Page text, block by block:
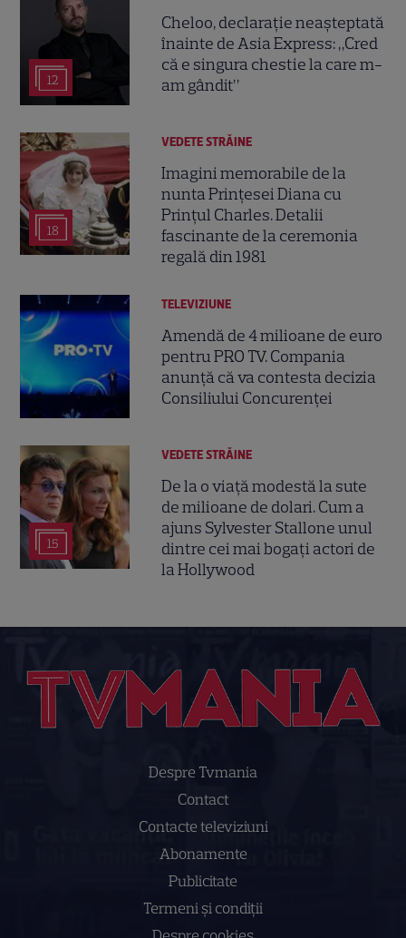
12
Cheloo, declarație neașteptată
înainte de Asia Express: „Cred
că e singura chestie la care m-
am gândit”
18
VEDETE STRĂINE
Imagini memorabile de la
nunta Prințesei Diana cu
Prințul Charles. Detalii
fascinante de la ceremonia
regală din 1981
TELEVIZIUNE
Amendă de 4 milioane de euro
pentru PRO TV. Compania
anunță că va contesta decizia
Consiliului Concurenței
15
VEDETE STRĂINE
De la o viață modestă la sute
de milioane de dolari. Cum a
ajuns Sylvester Stallone unul
dintre cei mai bogați actori de
la Hollywood
Despre Tvmania
Contact
Contacte televiziuni
Abonamente
Publicitate
Termeni și condiții